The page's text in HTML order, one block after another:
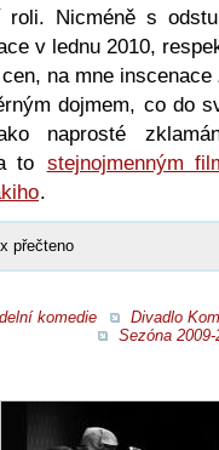
Nicméně s
v lednu 2010,
na mne inscenace
dojmem, co do
naprosté
to stejnojmenným
.
přečteno
komedie
Divadlo
Sezóna 2009-